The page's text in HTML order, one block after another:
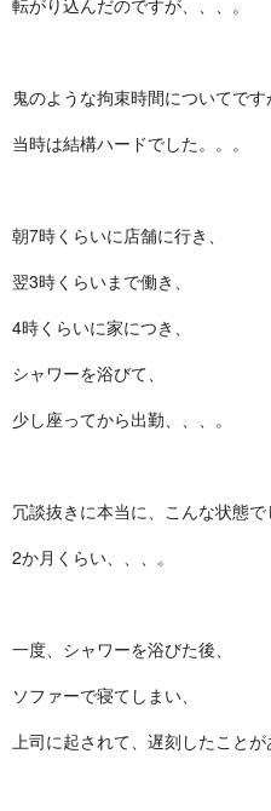
転がり込んだのですが、、、。
鬼のような拘束時間についてです
当時は結構ハードでした。。。
朝7時くらいに店舗に行き、
翌3時くらいまで働き、
4時くらいに家につき、
シャワーを浴びて、
少し座ってから出勤、、、。
冗談抜きに本当に、こんな状態で
2か月くらい、、、。
一度、シャワーを浴びた後、
ソファーで寝てしまい、
上司に起されて、遅刻したことが